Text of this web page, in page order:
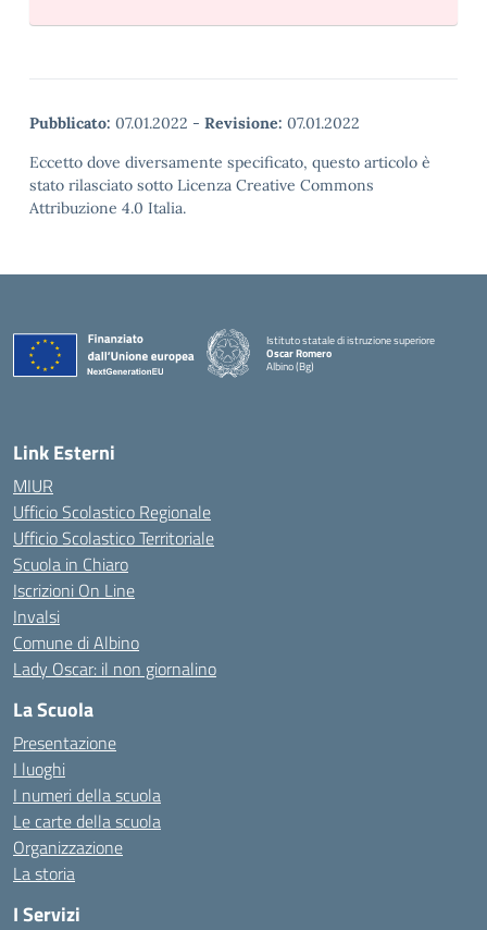
Pubblicato: 07.01.2022 - Revisione: 07.01.2022
Eccetto dove diversamente specificato, questo articolo è
stato rilasciato sotto Licenza Creative Commons
Attribuzione 4.0 Italia.
Istituto statale di istruzione superiore
Oscar Romero
Albino (Bg)
Link Esterni
MIUR
Ufficio Scolastico Regionale
Ufficio Scolastico Territoriale
Scuola in Chiaro
Iscrizioni On Line
Invalsi
Comune di Albino
Lady Oscar: il non giornalino
La Scuola
Presentazione
I luoghi
I numeri della scuola
Le carte della scuola
Organizzazione
La storia
I Servizi